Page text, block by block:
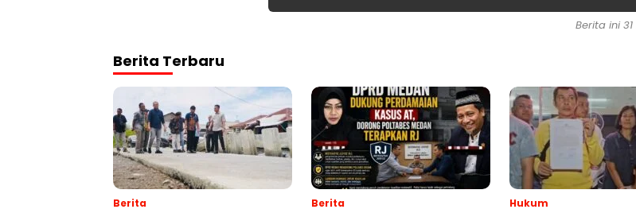
Berita ini
Berita Terbaru
Berita Berita Hukum